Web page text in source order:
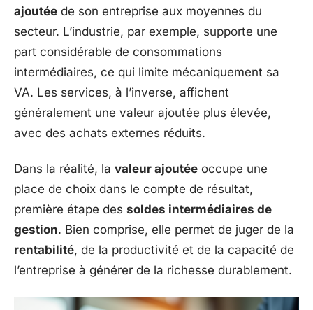
ajoutée de son entreprise aux moyennes du
secteur. L’industrie, par exemple, supporte une
part considérable de consommations
intermédiaires, ce qui limite mécaniquement sa
VA. Les services, à l’inverse, affichent
généralement une valeur ajoutée plus élevée,
avec des achats externes réduits.
Dans la réalité, la valeur ajoutée occupe une
place de choix dans le compte de résultat,
première étape des soldes intermédiaires de
gestion. Bien comprise, elle permet de juger de la
rentabilité, de la productivité et de la capacité de
l’entreprise à générer de la richesse durablement.